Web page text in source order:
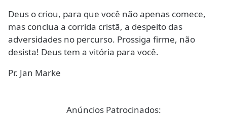
Deus o criou, para que você não apenas comece,
mas conclua a corrida cristã, a despeito das
adversidades no percurso. Prossiga firme, não
desista! Deus tem a vitória para você.
Pr. Jan Marke
Anúncios Patrocinados: